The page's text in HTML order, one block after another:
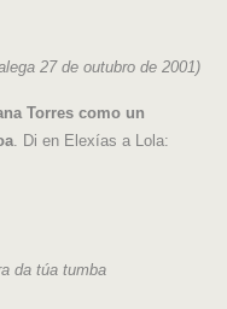
27 de outubro de 2001)
Torres como un
. Di en Elexías a Lola:
da túa tumba